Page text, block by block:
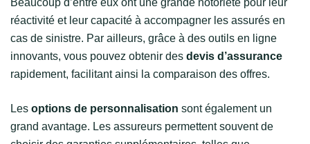
Beaucoup d’entre eux ont une grande notoriété pour leur
réactivité et leur capacité à accompagner les assurés en
cas de sinistre. Par ailleurs, grâce à des outils en ligne
innovants, vous pouvez obtenir des devis d’assurance
rapidement, facilitant ainsi la comparaison des offres.
Les options de personnalisation sont également un
grand avantage. Les assureurs permettent souvent de